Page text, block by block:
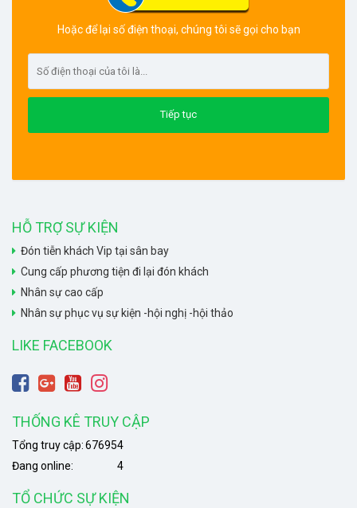
Hoặc để lại số điện thoại, chúng tôi sẽ gọi cho bạn
HỖ TRỢ SỰ KIỆN
Đón tiễn khách Vip tại sân bay
Cung cấp phương tiện đi lại đón khách
Nhân sự cao cấp
Nhân sự phục vụ sự kiện -hội nghị -hội thảo
LIKE FACEBOOK
THỐNG KÊ TRUY CẬP
676954
Tổng truy cập:
4
Đang online:
TỔ CHỨC SỰ KIỆN